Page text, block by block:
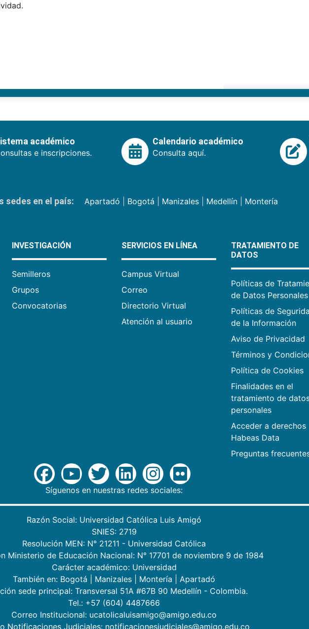
académico
e inscripciones.
Calendario académico
Consulta aquí.
sedes en el país: Apartadó Bogotá Manizales| Medellín| Montería
INVESTIGACIÓN
Semilleros
Grupos
Convocatorias
SERVICIOS EN LÍNEA
Campus Virtual
Correo
Directorio Virtual
Atención al usuario
TRATAMIENTO DE
DATOS
Políticas de
de Datos Personales
Políticas de
de la Información
Aviso de Privacidad
Términos y
Política de Cookies
Finalidades en el
tratamiento de
personales
Acceder a derechos
Habeas Data
Preguntas
Síguenos en nuestras redes sociales:
Razón Social: Universidad Católica Luis Amigó
SNIES: 2719
Resolución MEN: N° 21211 - Universidad Católica
Ministerio de Educación Nacional: N° 17701 de noviembre 9 de 1984
Carácter académico: Universidad
También en: Bogotá Manizales Montería
Apartadó
sede principal: Transversal 51A #67B 90 Medellín - Colombia.
Tel.: +57 (604) 4487666
Correo Institucional: ucatolicaluisamigo@amigo.edu.co
Notificaciones Judiciales: notificacionesjudiciales@amigo.edu.co